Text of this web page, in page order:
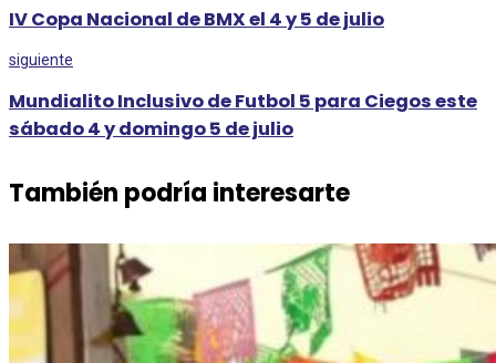
IV Copa Nacional de BMX el 4 y 5 de julio
siguiente
Mundialito Inclusivo de Futbol 5 para Ciegos este
sábado 4 y domingo 5 de julio
También podría interesarte